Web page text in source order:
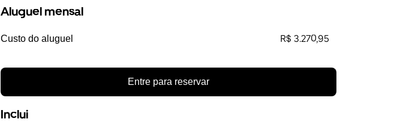
Aluguel mensal
Custo do aluguel R$ 3.270,95
Entre para reservar
Inclui